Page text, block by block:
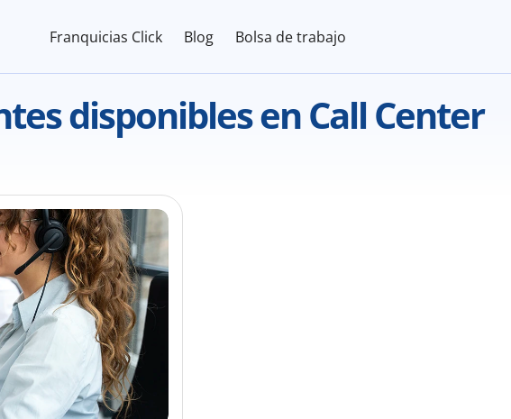
Franquicias Click Blog Bolsa de trabajo
disponibles en Call Center